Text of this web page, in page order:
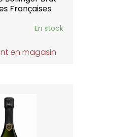
Françaises
En stock
en magasin